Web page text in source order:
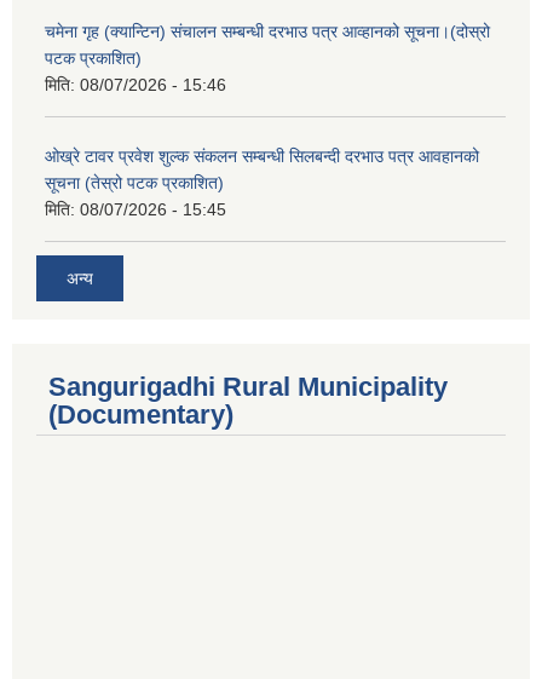
चमेना गृह (क्यान्टिन) संचालन सम्बन्धी दरभाउ पत्र आव्हानको सूचना।(दोस्रो
पटक प्रकाशित)
मिति: 08/07/2026 - 15:46
ओख्रे टावर प्रवेश शुल्क संकलन सम्बन्धी सिलबन्दी दरभाउ पत्र आवहानको
सूचना (तेस्रो पटक प्रकाशित)
मिति: 08/07/2026 - 15:45
अन्य
Sangurigadhi Rural Municipality
(Documentary)